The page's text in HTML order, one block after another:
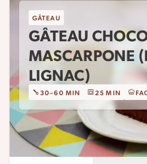
GÂTEAU
GÂTEAU
MASCARPONE
LIGNAC)
30–60 MIN 25 MIN